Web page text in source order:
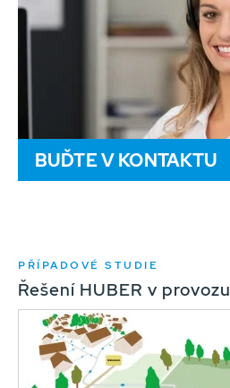
BUĎTE V KONTAKTU
PŘÍPADOVÉ STUDIE
Řešení HUBER v provozu